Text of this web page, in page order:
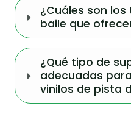
¿Cuáles son
baile que
¿Qué tipo de
adecuadas
vinilos de pista